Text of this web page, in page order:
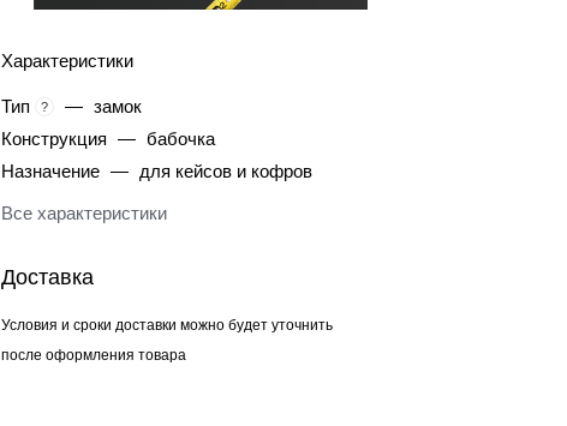
Характеристики
Тип ? — замок
Конструкция — бабочка
Назначение — для кейсов и кофров
Все характеристики
Доставка
Условия и сроки доставки можно будет уточнить
после оформления товара